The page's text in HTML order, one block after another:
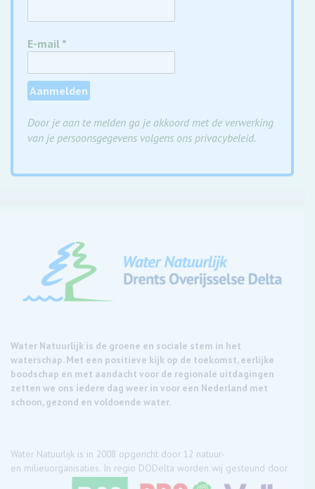
E-mail *
Door je aan te melden ga je akkoord met de verwerking
van je persoonsgegevens volgens ons privacybeleid.
Water Natuurlijk is de groene en sociale stem in het
waterschap. Met een positieve kijk op de toekomst, eerlijke
boodschap en met aandacht voor de regionale uitdagingen
zetten we ons iedere dag weer in voor een Nederland met
schoon, gezond en voldoende water.
Water Natuurlijk is in 2008 opgericht door 12 natuur-
en milieuorganisaties. In regio DODelta worden wij gesteund door